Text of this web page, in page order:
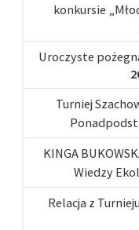
konkursie
Uroczyste
Turniej
KINGA
Wiedzy
Relacja z